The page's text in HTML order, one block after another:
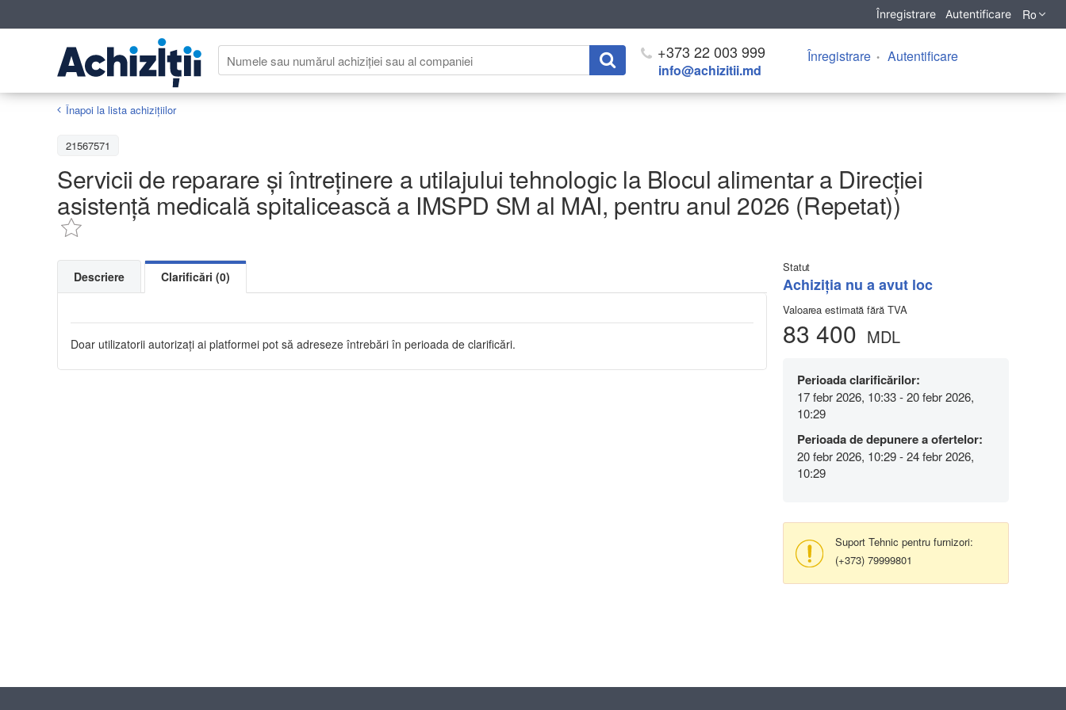
Înregistrare Autentificare Ro
+373 22 003 999
info@achizitii.md
Înregistrare Autentificare
Înapoi la lista achiziţiilor
21567571
Servicii de reparare și întreținere a utilajului tehnologic la Blocul alimentar a Direcției
asistență medicală spitalicească a IMSPD SM al MAI, pentru anul 2026 (Repetat))
Statut
Achiziţia nu a avut loc
Valoarea estimată fără TVA
83 400 MDL
Perioada clarificărilor:
17 febr 2026, 10:33 - 20 febr 2026,
10:29
Perioada de depunere a ofertelor:
20 febr 2026, 10:29 - 24 febr 2026,
10:29
Suport Tehnic pentru furnizori:
(+373) 79999801
Descriere Clarificări (0)
Doar utilizatorii autorizați ai platformei pot să adreseze întrebări în perioada de clarificări.